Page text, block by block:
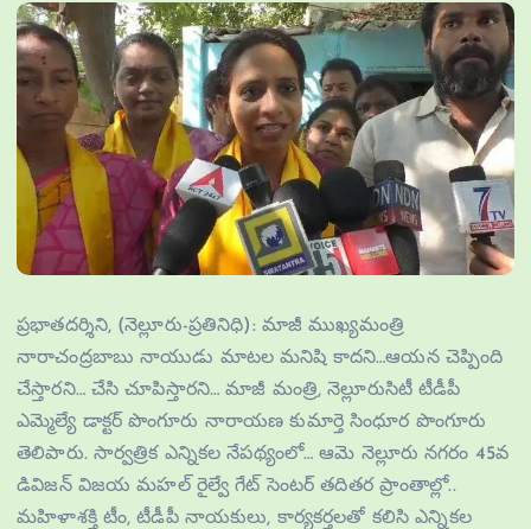
ప్రభాతదర్శిని, (నెల్లూరు-ప్రతినిధి): మాజీ ముఖ్య‌మంత్రి
నారాచంద్ర‌బాబు నాయుడు మాట‌ల మ‌నిషి కాద‌ని…ఆయ‌న చెప్పింది
చేస్తార‌ని… చేసి చూపిస్తార‌ని… మాజీ మంత్రి, నెల్లూరుసిటీ టీడీపీ
ఎమ్మెల్యే డాక్ట‌ర్ పొంగూరు నారాయ‌ణ కుమార్తె సింధూర పొంగూరు
తెలిపారు. సార్వ‌త్రిక ఎన్నిక‌ల నేప‌థ్యంలో… ఆమె నెల్లూరు న‌గ‌రం 45వ
డివిజ‌న్ విజయ మహల్ రైల్వే గేట్ సెంటర్ తదితర ప్రాంతాల్లో..
మ‌హిళాశ‌క్తి టీం, టీడీపీ నాయ‌కులు, కార్య‌క‌ర్త‌లతో క‌లిసి ఎన్నిక‌ల